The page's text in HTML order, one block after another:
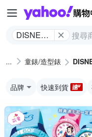
DISNEY
童錶/造型錶
品牌 快速到貨